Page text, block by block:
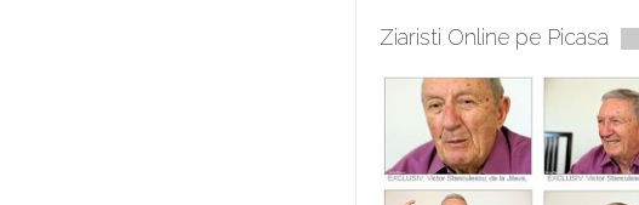
Ziaristi Online pe Picasa